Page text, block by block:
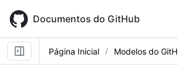
main
content
Documentos do GitHub
Página Inicial Modelos do